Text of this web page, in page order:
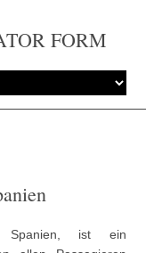
FORM
Spanien, ist ein